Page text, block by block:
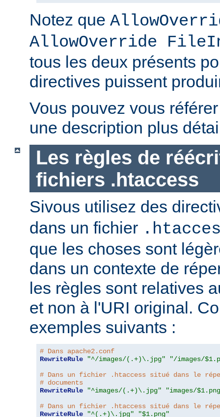
Notez que
AllowOverride
tous les deux présents
directives puissent
Vous pouvez vous
une description plus
Les règles de
fichiers .htaccess
Sivous utilisez des
dans un fichier
que les choses sont
dans un contexte de
les règles sont relatives
et non à l'URI original.
exemples suivants :
# Dans apache2.conf
RewriteRule
"^/images/(.+)\.jpg"
"/images/
# Dans un fichier .htaccess situé dans le
# documents
RewriteRule
"^images/(.+)\.jpg"
"images/
# Dans un fichier .htaccess situé dans le
RewriteRule
"^(.+)\.jpg" "$1.png"